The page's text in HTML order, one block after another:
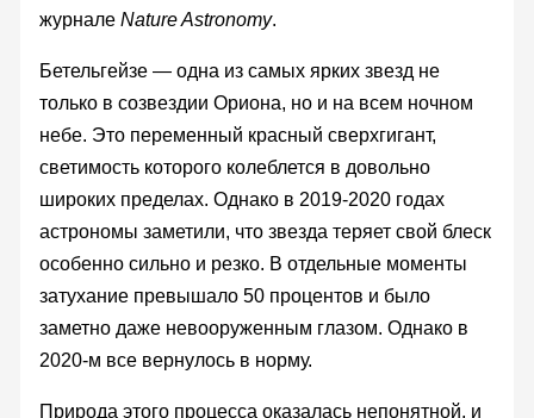
журнале Nature Astronomy.
Бетельгейзе — одна из самых ярких звезд не
только в созвездии Ориона, но и на всем ночном
небе. Это переменный красный сверхгигант,
светимость которого колеблется в довольно
широких пределах. Однако в 2019-2020 годах
астрономы заметили, что звезда теряет свой блеск
особенно сильно и резко. В отдельные моменты
затухание превышало 50 процентов и было
заметно даже невооруженным глазом. Однако в
2020-м все вернулось в норму.
Природа этого процесса оказалась непонятной, и